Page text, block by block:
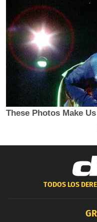
TODOS LOS